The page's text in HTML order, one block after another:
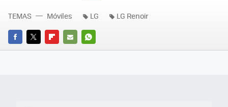
FACEBOOK
TWITTERFLIPBOARD
E-
WHATSAPP
TEMAS Móviles LG LG Renoir